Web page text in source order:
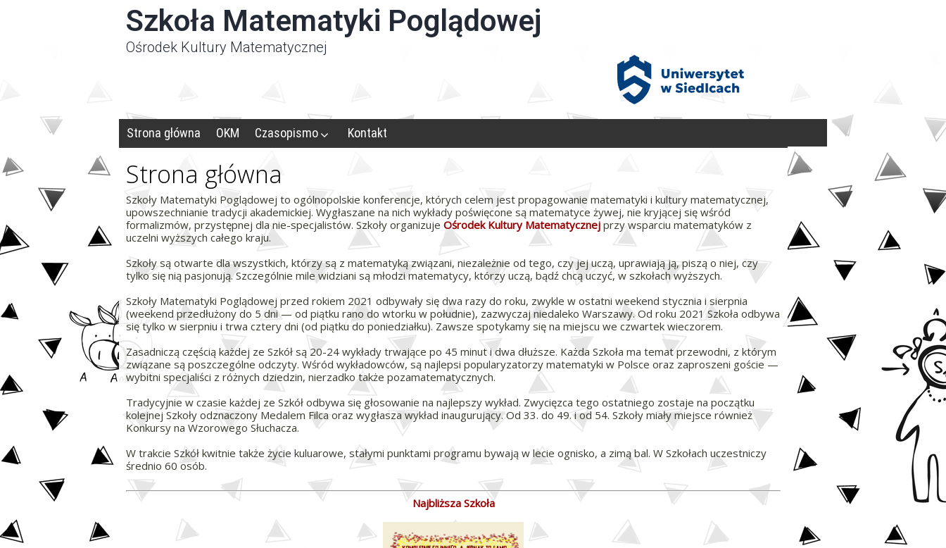
Szkoła Matematyki Poglądowej
Ośrodek Kultury Matematycznej
Strona główna OKM Czasopismo Kontakt
Strona główna
Szkoły Matematyki Poglądowej to ogólnopolskie konferencje, których celem jest propagowanie matematyki i kultury matematycznej,
upowszechnianie tradycji akademickiej. Wygłaszane na nich wykłady poświęcone są matematyce żywej, nie kryjącej się wśród
formalizmów, przystępnej dla nie-specjalistów. Szkoły organizuje Ośrodek Kultury Matematycznej przy wsparciu matematyków z
uczelni wyższych całego kraju.
Szkoły są otwarte dla wszystkich, którzy są z matematyką związani, niezależnie od tego, czy jej uczą, uprawiają ją, piszą o niej, czy
tylko się nią pasjonują. Szczególnie mile widziani są młodzi matematycy, którzy uczą, bądź chcą uczyć, w szkołach wyższych.
Szkoły Matematyki Poglądowej przed rokiem 2021 odbywały się dwa razy do roku, zwykle w ostatni weekend stycznia i sierpnia
(weekend przedłużony do 5 dni — od piątku rano do wtorku w południe), zazwyczaj niedaleko Warszawy. Od roku 2021 Szkoła odbywa
się tylko w sierpniu i trwa cztery dni (od piątku do poniedziałku). Zawsze spotykamy się na miejscu we czwartek wieczorem.
Zasadniczą częścią każdej ze Szkół są 20-24 wykłady trwające po 45 minut i dwa dłuższe. Każda Szkoła ma temat przewodni, z którym
związane są poszczególne odczyty. Wśród wykładowców, są najlepsi popularyzatorzy matematyki w Polsce oraz zaproszeni goście —
wybitni specjaliści z różnych dziedzin, nierzadko także pozamatematycznych.
Tradycyjnie w czasie każdej ze Szkół odbywa się głosowanie na najlepszy wykład. Zwycięzca tego ostatniego zostaje na początku
kolejnej Szkoły odznaczony Medalem Filca oraz wygłasza wykład inaugurujący. Od 33. do 49. i od 54. Szkoły miały miejsce również
Konkursy na Wzorowego Słuchacza.
W trakcie Szkół kwitnie także życie kuluarowe, stałymi punktami programu bywają w lecie ognisko, a zimą bal. W Szkołach uczestniczy
średnio 60 osób.
Najbliższa Szkoła